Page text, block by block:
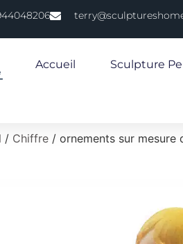
Accueil Sculpture
/ Chiffre / ornements sur mesure